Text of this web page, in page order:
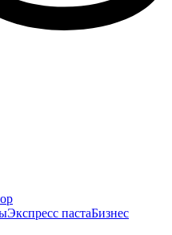
Экспресс пастаБизнес